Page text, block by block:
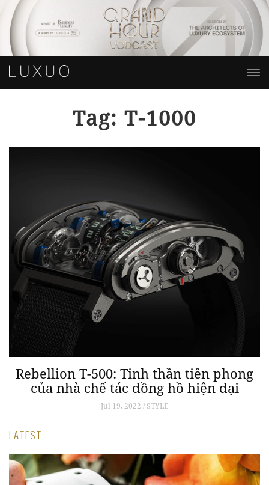
Tag: T-1000
Rebellion T-500: Tinh thần tiên phong
của nhà chế tác đồng hồ hiện đại
Jul 19, 2022 / STYLE
LATEST